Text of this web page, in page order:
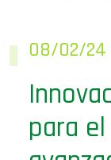
08/02/24
para